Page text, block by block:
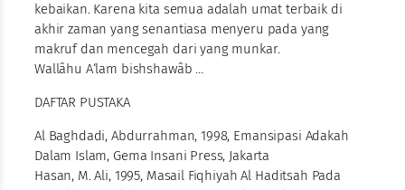
kebaikan. Karena kita semua adalah umat terbaik di
akhir zaman yang senantiasa menyeru pada yang
makruf dan mencegah dari yang munkar.
Wallâhu A‘lam bishshawâb …
DAFTAR PUSTAKA
Al Baghdadi, Abdurrahman, 1998, Emansipasi Adakah
Dalam Islam, Gema Insani Press, Jakarta
Hasan, M. Ali, 1995, Masail Fiqhiyah Al Haditsah Pada